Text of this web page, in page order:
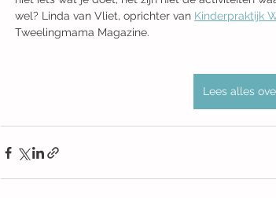
wel? Linda van Vliet, oprichter van Kinderpraktijk
Tweelingmama Magazine.
Lees alles